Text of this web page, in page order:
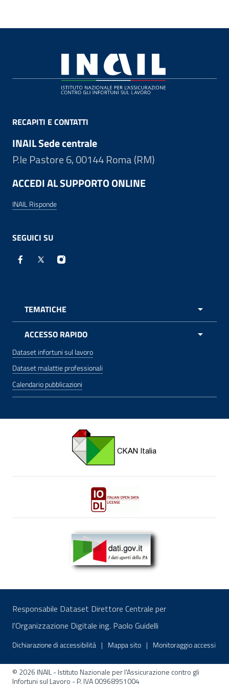
RECAPITI E CONTATTI
INAIL Sede centrale
P.le Pastore 6, 00144 Roma (RM)
ACCEDI AL SUPPORTO ONLINE
INAIL Risponde
SEGUICI SU
Facebook - Sito esterno - apre una nuova finestra
X - Sito esterno - apre una nuova finestra
Instagram - Sito esterno - apre una
TEMATICHE
ACCESSO RAPIDO
Dataset infortuni sul lavoro
Dataset malattie professionali
Calendario pubblicazioni
CKAN for Italian Open Data apre una nuova finestra
Italian Open Data License v2.0 apre una nuova
dati.gov.it - I dati aperti della pubblica
Responsabile Dataset Direttore Centrale per
l'Organizzazione Digitale ing. Paolo Guidelli
Menu di servizio
Dichiarazione di accessibilità Mappa sito Monitoraggio accessi
© 2026 INAIL - Istituto Nazionale per l'Assicurazione contro gli
Infortuni sul Lavoro - P. IVA 00968951004